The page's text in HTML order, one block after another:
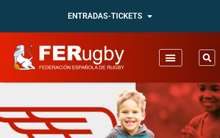
ENTRADAS-TICKETS